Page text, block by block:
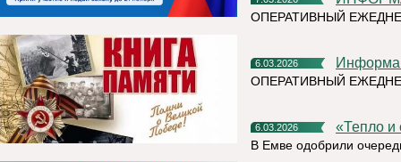
ОПЕРАТИВНЫЙ
6.03.2026
ОПЕРАТИВНЫЙ
6.03.2026 «Тепло
В Емве одобрили